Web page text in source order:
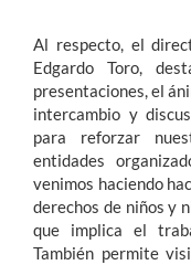
Al respecto, el
Edgardo Toro,
presentaciones, el
intercambio y
para reforzar
entidades
venimos haciendo
derechos de niños y
que implica el
También permite